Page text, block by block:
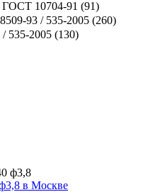
ГОСТ 10704-91 (91)
93 / 535-2005 (260)
535-2005 (130)
в Москве